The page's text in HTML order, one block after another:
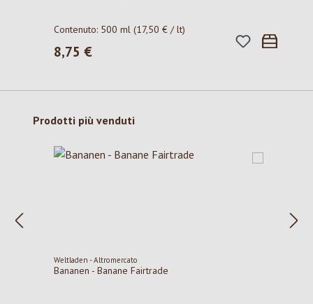
Contenuto: 500 ml(17,50 € / lt)
Prezzo normale:
8,75 €
Salta la galleria dei prodotti
Prodotti più venduti
Weltladen - Altromercato
Bananen - Banane Fairtrade